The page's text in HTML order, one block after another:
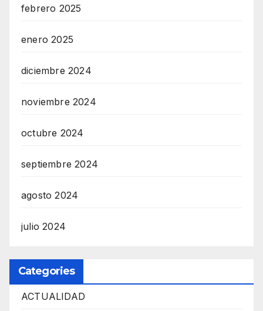
M
N
RadioVersia
febrero 2025
enero 2025
diciembre 2024
noviembre 2024
octubre 2024
septiembre 2024
agosto 2024
julio 2024
Categories
ACTUALIDAD